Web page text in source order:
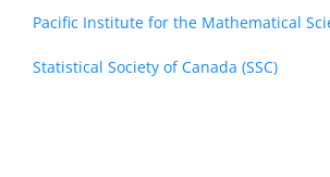
Pacific Institute for the Mathematical
Statistical Society of Canada (SSC)